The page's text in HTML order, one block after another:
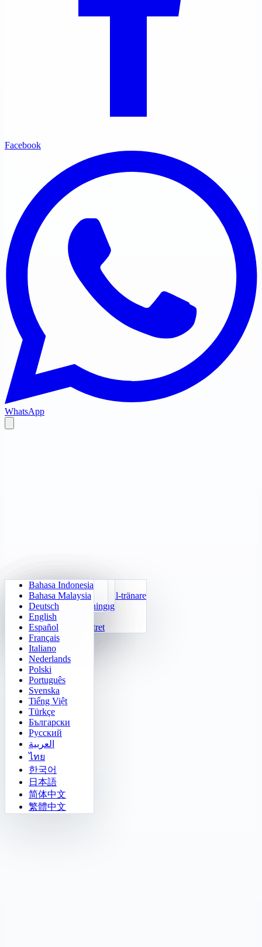
Daglig aritmetik
Multiplikationstabell-tränare
24 Snabbräkning
Funktioner
Fyll i talmönstret
Sudoku
Siffer-Klotski
2048
Tetris
Minesvepare
Gomoku
Släck ljusen
Labyrintuppdrag
Sokoban Utmaning
Minnesmatris
Målspårning
Snabb urskiljning
Bahasa Indonesia
Bahasa Malaysia
Deutsch
English
Español
Français
Italiano
Nederlands
Polski
Português
Svenska
Tiếng Việt
Türkçe
Български
Русский
العربية
ไทย
한국어
日本語
简体中文
繁體中文
Facebook
WhatsApp